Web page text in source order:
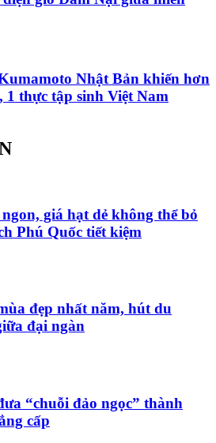
Nhật Bản khiến hơn
1 thực tập sinh Việt Nam
giá hạt dẻ không thể bỏ
Phú Quốc tiết kiệm
đẹp nhất năm, hút du
đại ngàn
“chuỗi đảo ngọc” thành
cấp